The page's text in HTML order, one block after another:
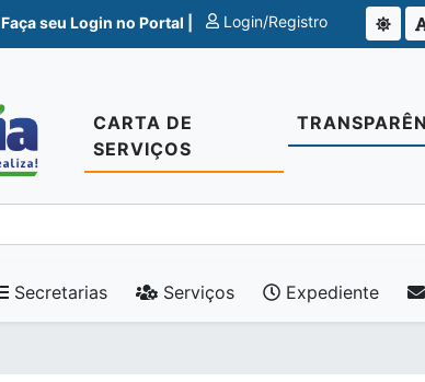
Faça seu Login no Portal | Login/Registro
CARTA DE
SERVIÇOS
Secretarias Serviços Expediente